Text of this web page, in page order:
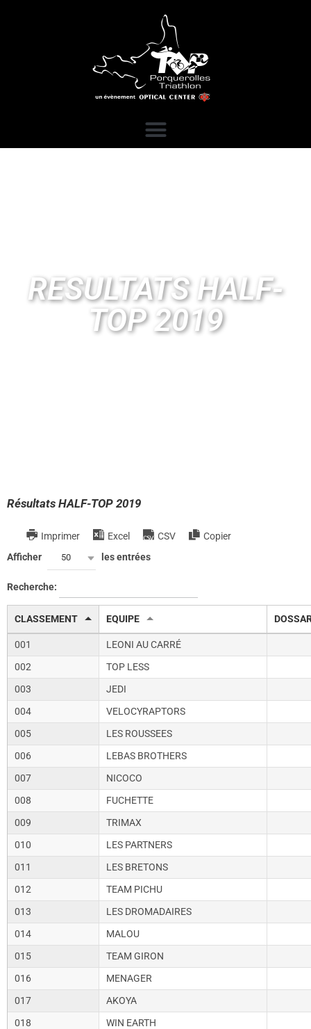
RESULTATS HALF-
TOP 2019
Résultats HALF-TOP 2019
Imprimer Excel CSV
Copier
Afficher
50 les entrées
Recherche:
CLASSEMENT EQUIPE
001
LEONI AU CARRÉ
002
TOP LESS
003
JEDI
004
VELOCYRAPTORS
005
LES ROUSSEES
006
LEBAS BROTHERS
007
NICOCO
008
FUCHETTE
009
TRIMAX
010
LES PARTNERS
011
LES BRETONS
012
TEAM PICHU
013
LES DROMADAIRES
014
MALOU
015
TEAM GIRON
016
MENAGER
017
AKOYA
018
WIN EARTH